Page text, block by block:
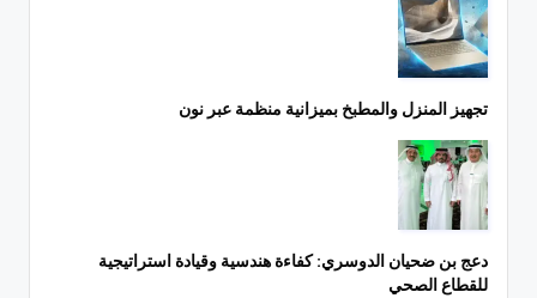
تجهيز المنزل والمطبخ بميزانية منظمة عبر نون
دعج بن ضحيان الدوسري: كفاءة هندسية وقيادة استراتيجية
للقطاع الصحي